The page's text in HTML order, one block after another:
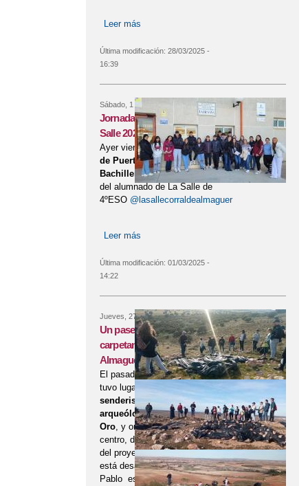
Leer más
Última modificación: 28/03/2025 -
16:39
Sábado, 1 Marzo, 2025
Jornada Puertas Abiertas La
Salle 2025
Ayer viernes tuvimos laJornada
de Puertas Abiertas para
Bachillerato, recibiendo la visita
del alumnado de La Salle de
4ºESO @lasallecorraldealmaguer
Leer más
Última modificación: 01/03/2025 -
14:22
Jueves, 27 Febrero, 2025
Un paseo por la historia
carpetana de Corral de
Almaguer
El pasado jueves 26 de febrero
tuvo lugar una
senderismo guiada por el
arqueólogo Pablo Sánchez de
Oro, y organizada por nuestro
centro, dentro de las actividades
del proyecto de innovación que se
está desarrollando este curso.
Pablo es el director del proyecto